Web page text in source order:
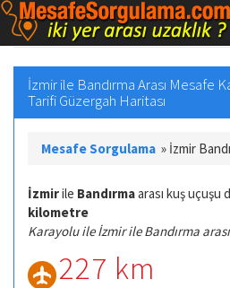
İzmir ile Bandırma Arası Mesafe
Tarifi Güzergah Haritası
Mesafe Sorgulama » İzmir
İzmirile Bandırmaarası kuş uçuşu
kilometre
Karayolu ile İzmir ile Bandırma arası
227 km